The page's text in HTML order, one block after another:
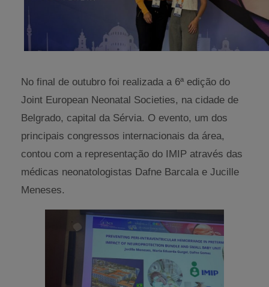
No final de outubro foi realizada a 6ª edição do
Joint European Neonatal Societies, na cidade de
Belgrado, capital da Sérvia. O evento, um dos
principais congressos internacionais da área,
contou com a representação do IMIP através das
médicas neonatologistas Dafne Barcala e Jucille
Meneses.